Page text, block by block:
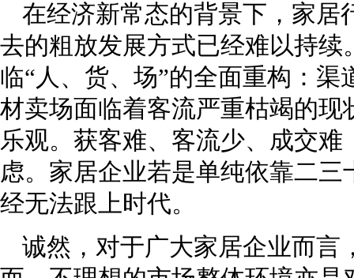
在经济新常态的背景下，家居
去的粗放发展方式已经难以持
临“人、货、场”的全面重构：
材卖场面临着客流严重枯竭的
乐观。获客难、客流少、成交
虑。家居企业若是单纯依靠二
经无法跟上时代。
诚然，对于广大家居企业而言